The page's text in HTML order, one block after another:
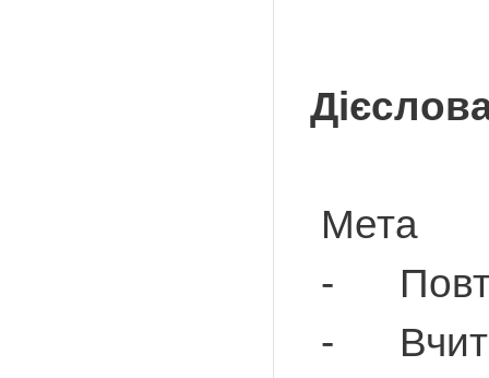
Мета
-
-